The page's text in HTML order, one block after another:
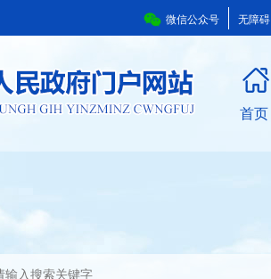
微信公众号 无障碍
首页